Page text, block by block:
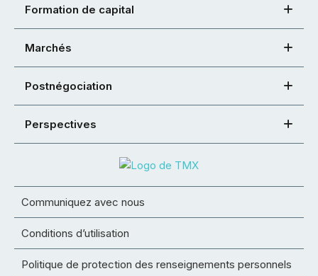
Formation de capital
Marchés
Postnégociation
Perspectives
Communiquez avec nous
Conditions d’utilisation
Politique de protection des renseignements personnels